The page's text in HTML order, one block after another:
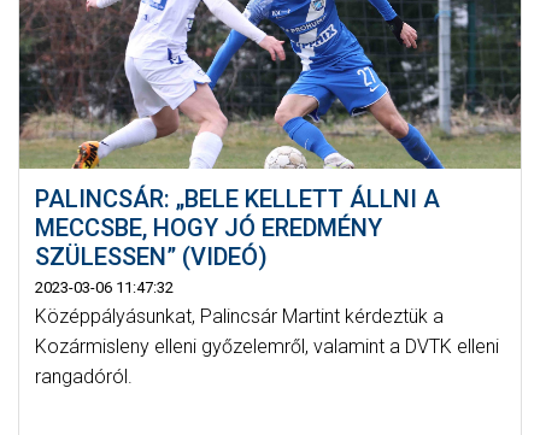
PALINCSÁR: „BELE KELLETT ÁLLNI A
MECCSBE, HOGY JÓ EREDMÉNY
SZÜLESSEN” (VIDEÓ)
2023-03-06 11:47:32
Középpályásunkat, Palincsár Martint kérdeztük a
Kozármisleny elleni győzelemről, valamint a DVTK elleni
rangadóról.